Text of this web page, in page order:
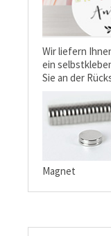
Wir liefern
ein
Sie an der
Magnet